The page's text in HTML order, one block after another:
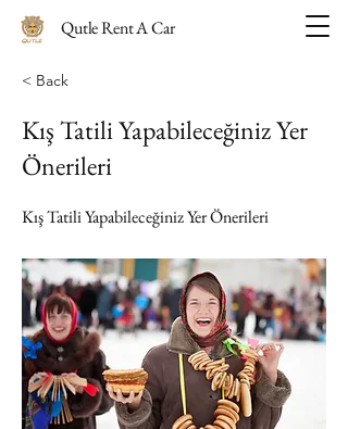
Qutle Rent A Car
< Back
Kış Tatili Yapabileceğiniz Yer
Önerileri
Kış Tatili Yapabileceğiniz Yer Önerileri